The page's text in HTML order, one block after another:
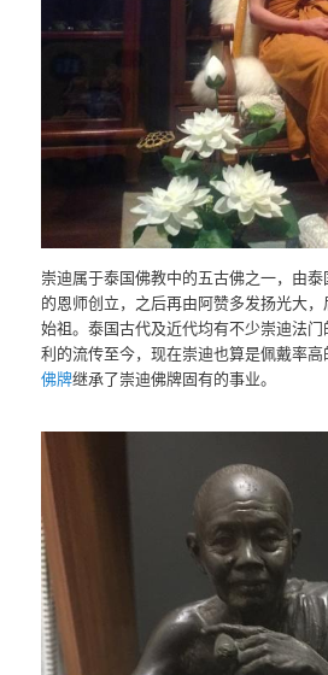
崇迪属于泰国佛教中的五古佛之一，由
的恩师创立，之后再由阿赞多发扬光大
始祖。泰国古代及近代均有不少崇迪法
利的流传至今，现在崇迪也算是佩戴率
佛牌继承了崇迪佛牌固有的事业。